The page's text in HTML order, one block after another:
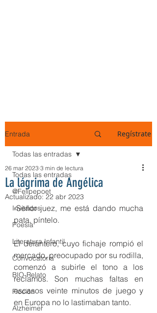
Entrada Regístrate
Todas las entradas
@Felipepoet
Invitados
Poesía
Literatura Infantil
Convocatoria
BIO-Relato
Ficción
Alzheimer
Todas las entradas
La lágrima de Angélica
26 mar 2023 3 min de lectura
Actualizado:22 abr 2023
-Señor juez, me está dando mucha
pata, píntelo.
El delantero, cuyo fichaje rompió el
mercado, preocupado por su rodilla,
comenzó a subirle el tono a los
reclamos. Son muchas faltas en
escasos veinte minutos de juego y
en Europa no lo lastimaban tanto.